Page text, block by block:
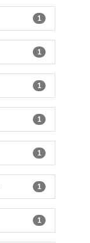
1
1
1
1
1
1
1